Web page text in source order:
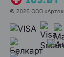
© 2026 ООО